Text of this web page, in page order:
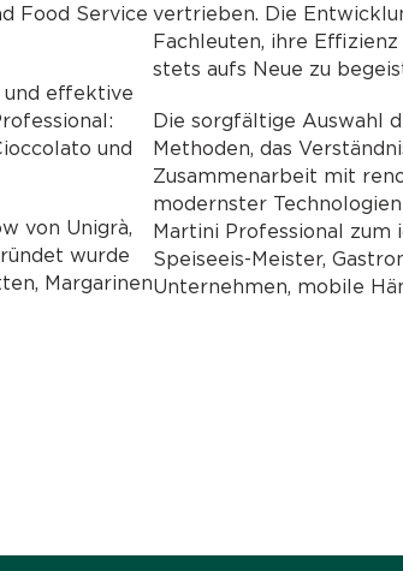
Food Service
und effektive
und
von Unigrà,
wurde
Margarinen
vertrieben. Die
Fachleuten, ihre
stets aufs Neue zu
Die sorgfältige Auswahl
Methoden, das
Zusammenarbeit mit
modernster
Martini Professional zum
Speiseeis-Meister,
Unternehmen, mobile